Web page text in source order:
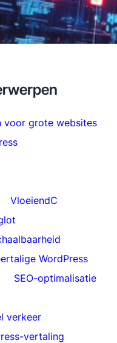
voor grote websites
VloeiendC
WordPress
SEO-optimalisatie
verkeer
vertaling